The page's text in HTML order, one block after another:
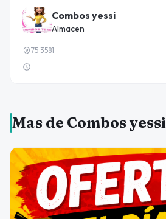
Combos yessi
Almacen
75 3581
Mas de Combos yessi